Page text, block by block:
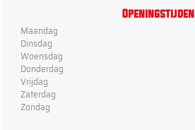
Openingstijden
Maandag
Dinsdag
Woensdag
Donderdag
Vrijdag
Zaterdag
Zondag